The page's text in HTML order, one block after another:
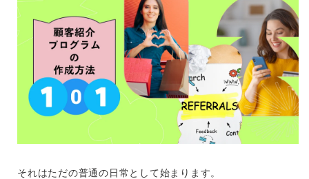
それはただの普通の日常として始まります。